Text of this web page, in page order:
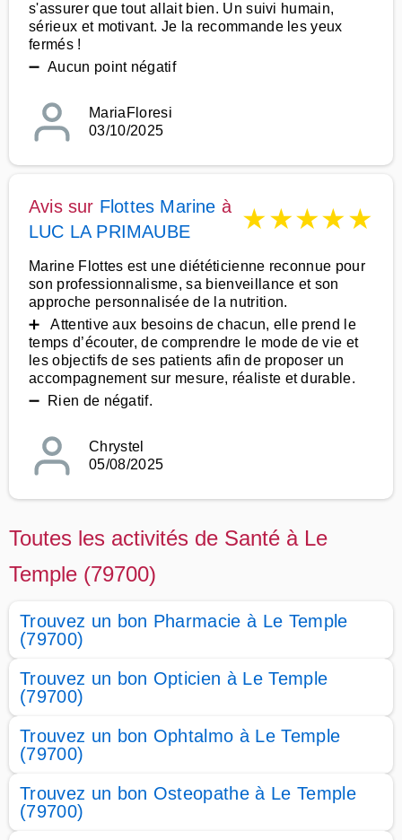
s'assurer que tout allait bien. Un suivi humain,
sérieux et motivant. Je la recommande les yeux
fermés !
➖ Aucun point négatif
MariaFloresi
03/10/2025
Avis sur Flottes Marine à
LUC LA PRIMAUBE
★★★★★
Marine Flottes est une diététicienne reconnue pour
son professionnalisme, sa bienveillance et son
approche personnalisée de la nutrition.
➕ Attentive aux besoins de chacun, elle prend le
temps d’écouter, de comprendre le mode de vie et
les objectifs de ses patients afin de proposer un
accompagnement sur mesure, réaliste et durable.
➖ Rien de négatif.
Chrystel
05/08/2025
Toutes les activités de Santé à Le
Temple (79700)
Trouvez un bon Pharmacie à Le Temple
(79700)
Trouvez un bon Opticien à Le Temple
(79700)
Trouvez un bon Ophtalmo à Le Temple
(79700)
Trouvez un bon Osteopathe à Le Temple
(79700)